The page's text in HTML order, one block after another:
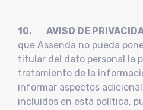
10. AVISO DE
que Assenda no pueda
titular del dato personal la
tratamiento de la
informar aspectos
incluidos en esta política,